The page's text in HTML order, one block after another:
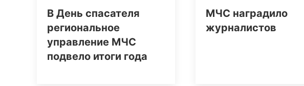
В День спасателя
региональное
управление МЧС
подвело итоги года
МЧС наградило
журналистов